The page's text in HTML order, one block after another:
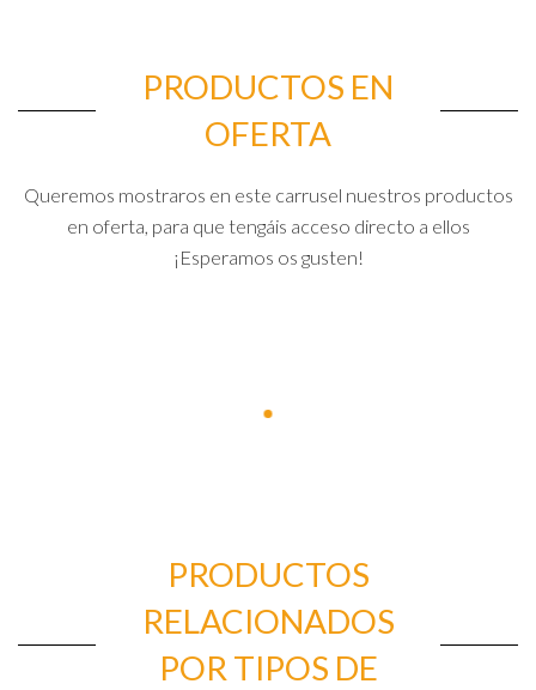
PRODUCTOS EN
OFERTA
Queremos mostraros en este carrusel nuestros productos
en oferta, para que tengáis acceso directo a ellos
¡Esperamos os gusten!
PRODUCTOS
RELACIONADOS
POR TIPOS DE